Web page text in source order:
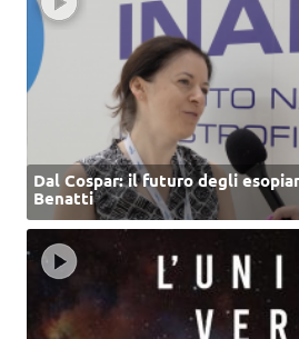
Dal Cospar: il futuro degli
Benatti